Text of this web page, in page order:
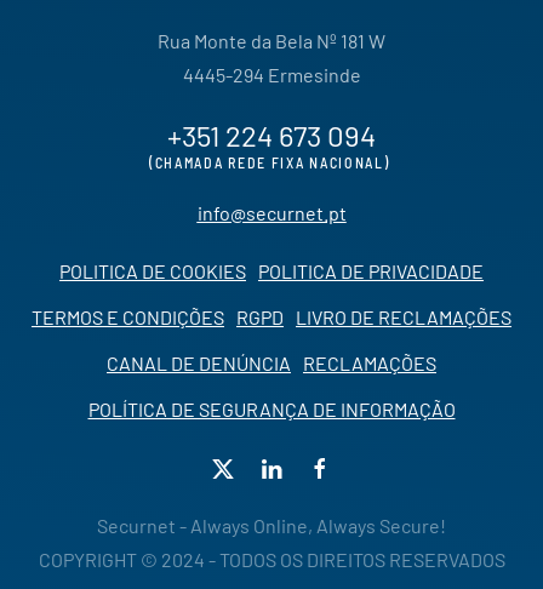
Rua Monte da Bela Nº 181 W
4445-294 Ermesinde
+351 224 673 094
(CHAMADA REDE FIXA NACIONAL)
info@securnet.pt
POLITICA DE COOKIES POLITICA DE PRIVACIDADE
TERMOS E CONDIÇÕES RGPD
LIVRO DE RECLAMAÇÕES
CANAL DE DENÚNCIA
RECLAMAÇÕES
POLÍTICA DE SEGURANÇA DE INFORMAÇÃO
Securnet - Always Online, Always Secure!
COPYRIGHT © 2024 - TODOS OS DIREITOS RESERVADOS